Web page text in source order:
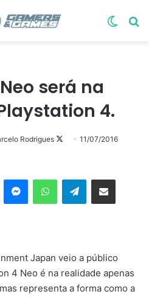
será na
4.
Rodrigues
Follow11/07/2016
MessengerWhatsAppTelegramCompartilhar via e-mail
Japan veio a público
4 Neo é na realidade apenas
representa a forma como a